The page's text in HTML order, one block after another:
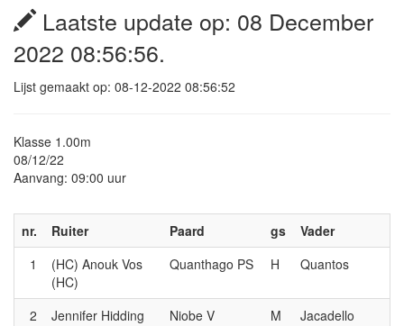
Laatste update op: 08 December
2022 08:56:56.
Lijst gemaakt op: 08-12-2022 08:56:52
Klasse 1.00m
08/12/22
Aanvang: 09:00 uur
nr. Ruiter Paard gs
Vader
1
(HC) Anouk Vos
(HC)
Quanthago PS H Quantos
2 Jennifer Hidding Niobe V M
Jacadello